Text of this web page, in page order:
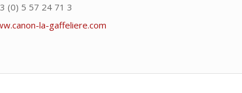
(0) 5 57 24 71 3
la-gaffeliere.com